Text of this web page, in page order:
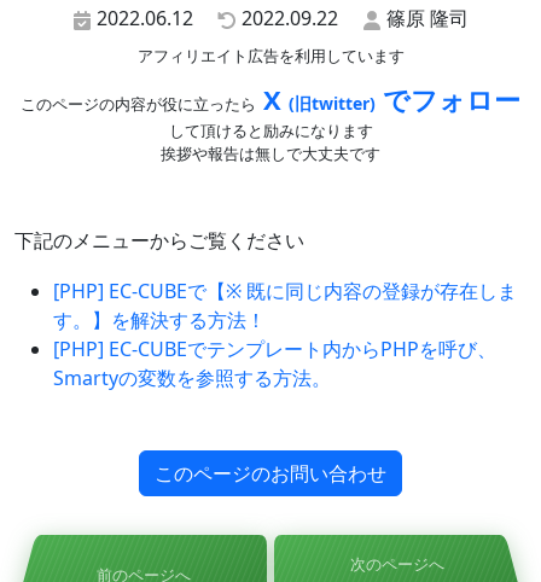
2022.06.12 2022.09.22 篠原 隆司
アフィリエイト広告を利用しています
このページの内容が役に立ったら X (旧twitter) でフォロー
して頂けると励みになります
挨拶や報告は無しで大丈夫です
下記のメニューからご覧ください
[PHP] EC-CUBEで【※ 既に同じ内容の登録が存在しま
す。】を解決する方法！
[PHP] EC-CUBEでテンプレート内からPHPを呼び、
Smartyの変数を参照する方法。
このページのお問い合わせ
前のページへ
次のページへ